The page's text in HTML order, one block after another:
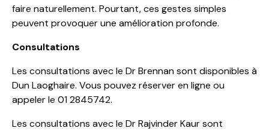
faire naturellement. Pourtant, ces gestes simples
peuvent provoquer une amélioration profonde.
Consultations
Les consultations avec le Dr Brennan sont disponibles à
Dun Laoghaire. Vous pouvez réserver en ligne ou
appeler le 01 2845742.
Les consultations avec le Dr Rajvinder Kaur sont